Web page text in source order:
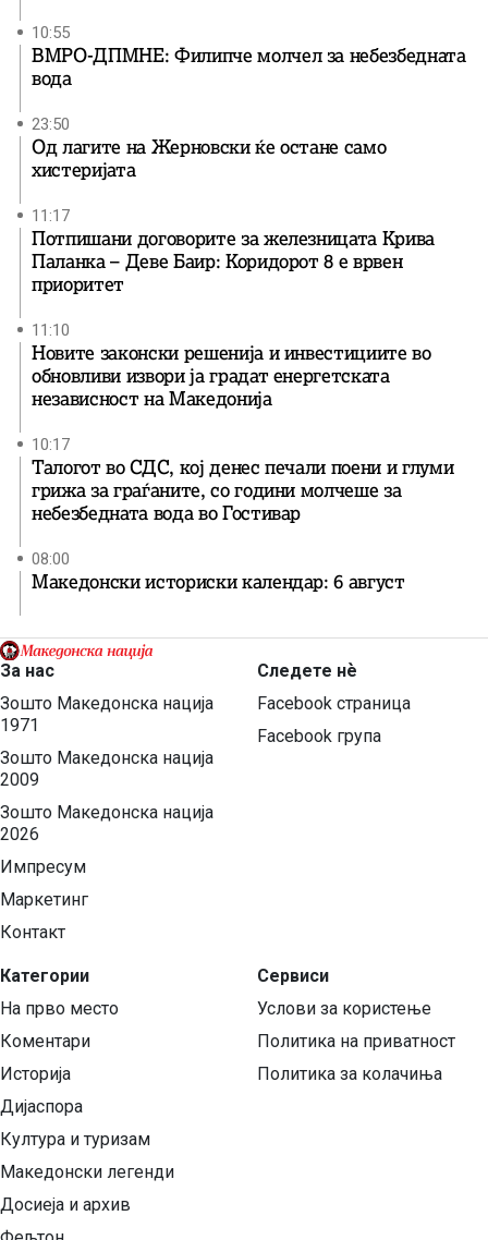
10:55
ВМРО-ДПМНЕ: Филипче молчел за небезбедната
вода
23:50
Од лагите на Жерновски ќе остане само
хистеријата
11:17
Потпишани договорите за железницата Крива
Паланка – Деве Баир: Коридорот 8 е врвен
приоритет
11:10
Новите законски решенија и инвестициите во
обновливи извори ја градат енергетската
независност на Македонија
10:17
Талогот во СДС, кој денес печали поени и глуми
грижа за граѓаните, со години молчеше за
небезбедната вода во Гостивар
08:00
Македонски историски календар: 6 август
За нас
Зошто Македонска нација
1971
Зошто Македонска нација
2009
Зошто Македонска нација
2026
Импресум
Маркетинг
Контакт
Категории
На прво место
Коментари
Историја
Дијаспора
Култура и туризам
Македонски легенди
Досиеја и архив
Следете нѐ
Facebook страница
Facebook група
Сервиси
Услови за користење
Политика на приватност
Политика за колачиња